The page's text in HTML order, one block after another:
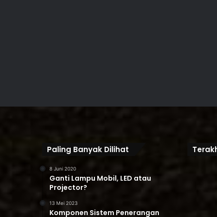
Paling Banyak Dilihat
8 Juni 2020
Ganti Lampu Mobil, LED atau
Projector?
13 Mei 2023
Komponen Sistem Penerangan